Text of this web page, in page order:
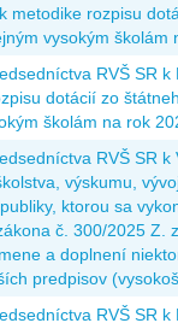
metodike rozpisu
vysokým školám
RVŠ SR k
dotácií zo
školám na rok
RVŠ SR k
výskumu,
ktorou sa
č. 300/2025 Z.
a doplnení
predpisov
RVŠ SR k